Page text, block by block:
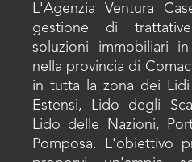
L'Agenzia Ventura
gestione di
soluzioni immobiliari
nella provincia di
in tutta la zona dei
Estensi, Lido degli
Lido delle Nazioni,
Pomposa. L'obiettivo